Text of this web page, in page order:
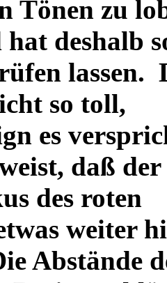
Tönen zu
deshalb
lassen.
so toll,
es
daß
des roten
weiter
Abstände